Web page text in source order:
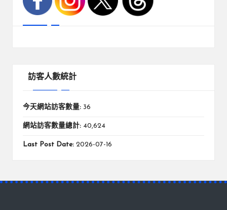
訪客人數統計
今天網站訪客數量: 36
網站訪客數量總計: 40,624
Last Post Date: 2026-07-16